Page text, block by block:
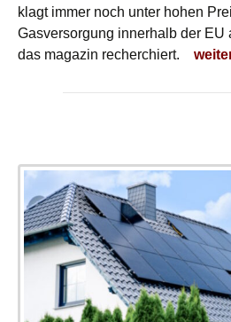
klagt immer noch unter hohen
Gasversorgung innerhalb der EU
das magazin recherchiert.
EU-